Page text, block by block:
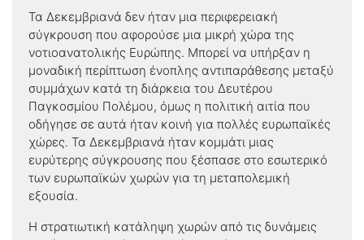
Τα Δεκεμβριανά δεν ήταν μια περιφερειακή
σύγκρουση που αφορούσε μια μικρή χώρα της
νοτιοανατολικής Ευρώπης. Μπορεί να υπήρξαν η
μοναδική περίπτωση ένοπλης αντιπαράθεσης μεταξύ
συμμάχων κατά τη διάρκεια του Δευτέρου
Παγκοσμίου Πολέμου, όμως η πολιτική αιτία που
οδήγησε σε αυτά ήταν κοινή για πολλές ευρωπαϊκές
χώρες. Τα Δεκεμβριανά ήταν κομμάτι μιας
ευρύτερης σύγκρουσης που ξέσπασε στο εσωτερικό
των ευρωπαϊκών χωρών για τη μεταπολεμική
εξουσία.
Η στρατιωτική κατάληψη χωρών από τις δυνάμεις